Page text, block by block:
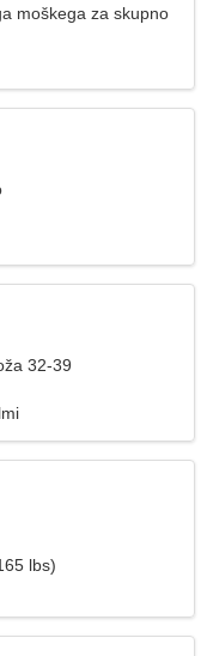
moškega za skupno
32-39
lbs)